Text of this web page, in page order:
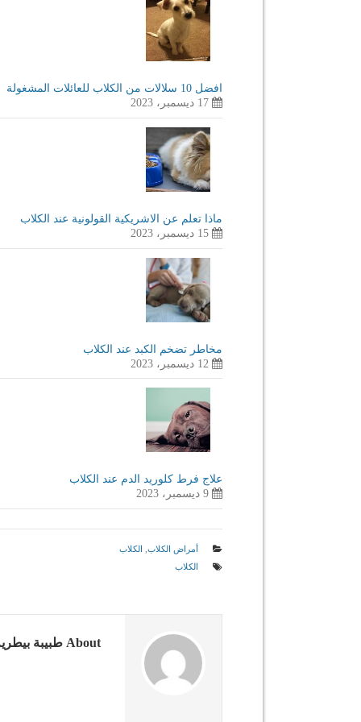
افضل 10 سلالات من الكلاب للعائلات المشغولة
17 ديسمبر، 2023
ماذا تعلم عن الاشريكية القولونية عند الكلاب
15 ديسمبر، 2023
مخاطر تضخم الكبد عند الكلاب
12 ديسمبر، 2023
علاج فرط كلوريد الدم عند الكلاب
9 ديسمبر، 2023
أمراض الكلاب الكلاب
الكلاب
About طبيبة بيطرية